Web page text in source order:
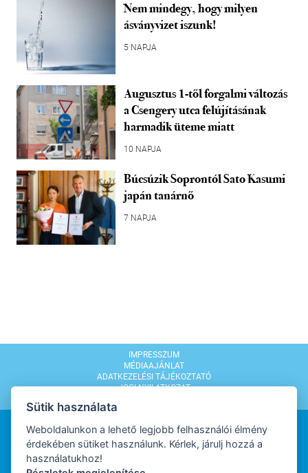
Nem mindegy, hogy milyen
ásványvizet iszunk!
5 NAPJA
Augusztus 1-től forgalmi változás
a Csengery utca felújításának
harmadik üteme miatt
10 NAPJA
Búcsúzik Soprontól Sato Kasumi
japán tanárnő
7 NAPJA
IMPRESSZUM
MÉDIAAJÁNLAT
ADATKEZELÉSI TÁJÉKOZTATÓ
JOGI NYILATKOZAT
Sütik használata
Weboldalunkon a lehető legjobb felhasználói élmény
érdekében sütiket használunk. Kérlek, járulj hozzá a
használatukhoz!